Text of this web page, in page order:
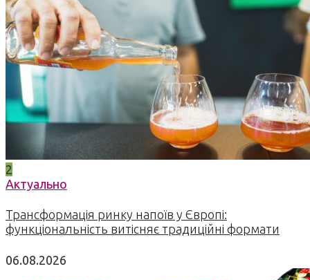
2
Актуально
Трансформація ринку напоїв у Європі:
функціональність витісняє традиційні формати
06.08.2026